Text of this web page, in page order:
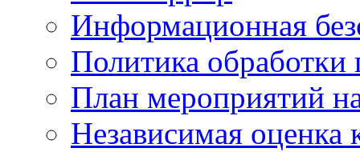
Информационная
Политика
План мероприятий
Независимая оценка